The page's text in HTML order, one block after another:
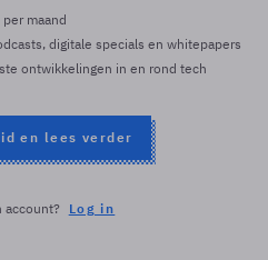
maand
digitale specials en whitepapers
ontwikkelingen in en rond tech
en lees verder
account? Log in